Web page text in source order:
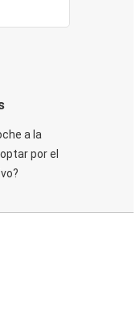
a la
por el